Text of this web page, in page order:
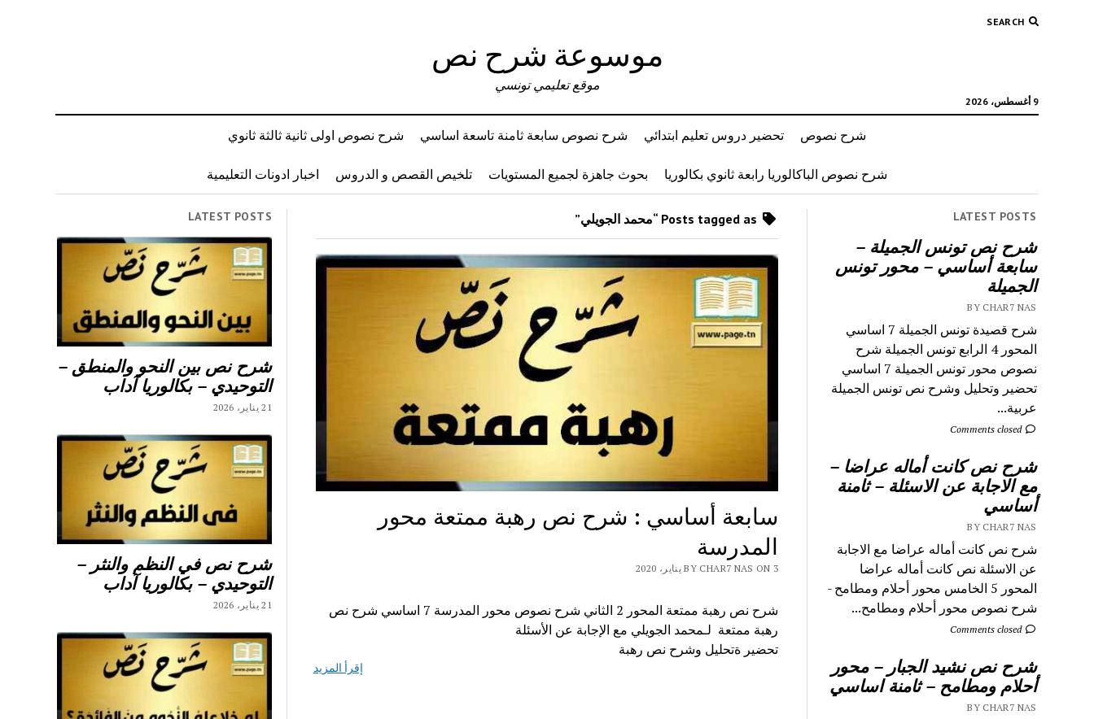
SEARCH
موسوعة شرح نص
9 أغسطس، 2026
موقع تعليمي تونسي
شرح نصوص تحضير دروس تعليم ابتدائي شرح نصوص سابعة ثامنة تاسعة اساسي شرح نصوص اولى ثانية ثالثة ثانوي
شرح نصوص الباكالوريا رابعة ثانوي بكالوريا بحوث جاهزة لجميع المستويات تلخيص القصص و الدروس اخبار ادونات التعليمية
LATEST POSTS
شرح نص تونس الجميلة –
سابعة أساسي – محور تونس
الجميلة
BY CHAR7 NAS
شرح قصيدة تونس الجميلة 7 اساسي
المحور 4 الرابع تونس الجميلة شرح
نصوص محور تونس الجميلة 7 اساسي
تحضير وتحليل وشرح نص تونس الجميلة
عربية...
Comments closed
شرح نص كانت أماله عراضا –
مع الاجابة عن الاسئلة – ثامنة
أساسي
BY CHAR7 NAS
شرح نص كانت أماله عراضا مع الاجابة
عن الاسئلة نص كانت أماله عراضا
المحور 5 الخامس محور أحلام ومطامح -
شرح نصوص محور أحلام ومطامح...
Comments closed
شرح نص نشيد الجبار – محور
أحلام ومطامح – ثامنة اساسي
BY CHAR7 NAS
سابعة أساسي : شرح نص رهبة ممتعة محور
المدرسة
BY CHAR7 NAS ON 3 يناير، 2020
شرح نص رهبة ممتعة المحور 2 الثاني شرح نصوص محور المدرسة 7 اساسي شرح نص
رهبة ممتعة لـمحمد الجويلي مع الإجابة عن الأسئلة
تحضير ةتحليل وشرح نص رهبة
إقرأ المزيد
LATEST POSTS
شرح نص بين النحو والمنطق –
التوحيدي – بكالوريا آداب
21 يناير، 2026
شرح نص في النظم والنثر –
التوحيدي – بكالوريا آداب
21 يناير، 2026